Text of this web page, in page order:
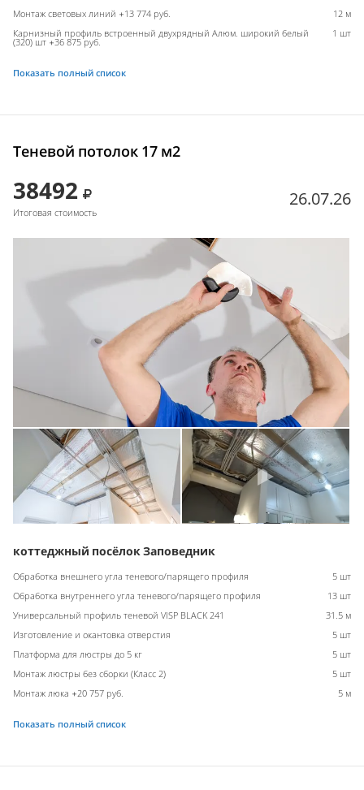
Монтаж световых линий +13 774 руб.
12 м
Карнизный профиль встроенный двухрядный Алюм. широкий белый
(320) шт +36 875 руб.
1 шт
Показать полный список
Теневой потолок 17 м2
38492
Итоговая стоимость
26.07.26
коттеджный посёлок Заповедник
Обработка внешнего угла теневого/парящего профиля
5 шт
Обработка внутреннего угла теневого/парящего профиля
13 шт
Универсальный профиль теневой VISP BLACK 241
31.5 м
Изготовление и окантовка отверстия
5 шт
Платформа для люстры до 5 кг
5 шт
Монтаж люстры без сборки (Класс 2)
5 шт
Монтаж люка +20 757 руб.
5 м
Показать полный список